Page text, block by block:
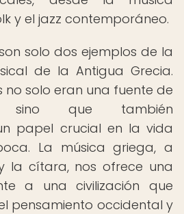
y el jazz contemporáneo.
solo dos ejemplos de la
de la Antigua Grecia.
no solo eran una fuente de
sino que también
papel crucial en la vida
La música griega, a
la cítara, nos ofrece una
a una civilización que
pensamiento occidental y